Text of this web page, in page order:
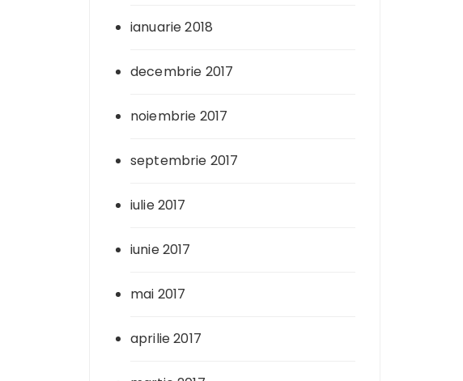
ianuarie 2018
decembrie 2017
noiembrie 2017
septembrie 2017
iulie 2017
iunie 2017
mai 2017
aprilie 2017